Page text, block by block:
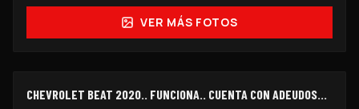
VER MÁS FOTOS
$115,000
OFERTA
CHEVROLET BEAT 2020.. FUNCIONA.. CUENTA CON ADEUDOS...